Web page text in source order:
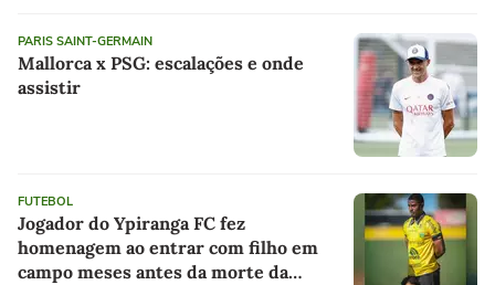
PARIS SAINT-GERMAIN
Mallorca x PSG: escalações e onde
assistir
FUTEBOL
Jogador do Ypiranga FC fez
homenagem ao entrar com filho em
campo meses antes da morte da